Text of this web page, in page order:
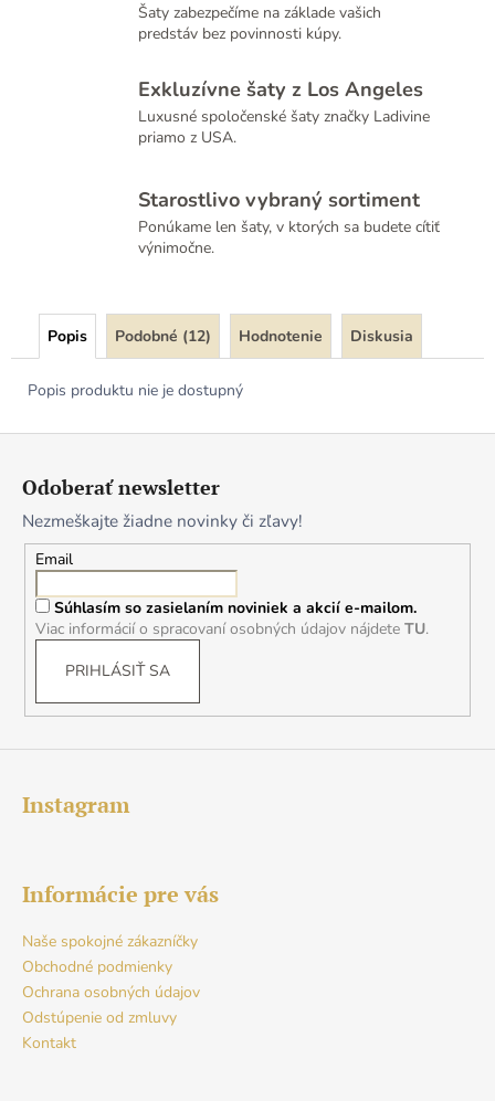
Šaty zabezpečíme na základe vašich
predstáv bez povinnosti kúpy.
Exkluzívne šaty z Los Angeles
Luxusné spoločenské šaty značky Ladivine
priamo z USA.
Starostlivo vybraný sortiment
Ponúkame len šaty, v ktorých sa budete cítiť
výnimočne.
Popis Podobné (12) Hodnotenie Diskusia
Popis produktu nie je dostupný
Odoberať newsletter
Nezmeškajte žiadne novinky či zľavy!
Email
Súhlasím so zasielaním noviniek a akcií e-mailom.
Viac informácií o spracovaní osobných údajov nájdete TU.
PRIHLÁSIŤ SA
Instagram
Informácie pre vás
Naše spokojné zákazníčky
Obchodné podmienky
Ochrana osobných údajov
Odstúpenie od zmluvy
Kontakt